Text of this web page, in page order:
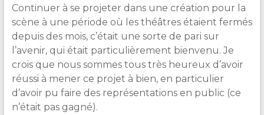
Continuer à se projeter dans une création pour la
scène à une période où les théâtres étaient fermés
depuis des mois, c’était une sorte de pari sur
l’avenir, qui était particulièrement bienvenu. Je
crois que nous sommes tous très heureux d’avoir
réussi à mener ce projet à bien, en particulier
d’avoir pu faire des représentations en public (ce
n’était pas gagné).